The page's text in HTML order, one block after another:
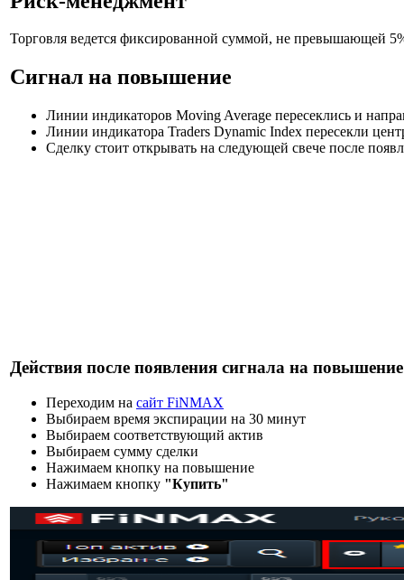
Торговля ведется фиксированной суммой, не превышающей
Сигнал на повышение
Линии индикаторов Moving Average пересеклись и
Линии индикатора Traders Dynamic Index пересекли
Сделку стоит открывать на следующей свече после
Действия после появления сигнала на повышение
Переходим на сайт FiNMAX
Выбираем время экспирации на 30 минут
Выбираем соответствующий актив
Выбираем сумму сделки
Нажимаем кнопку на повышение
Нажимаем кнопку "Купить"